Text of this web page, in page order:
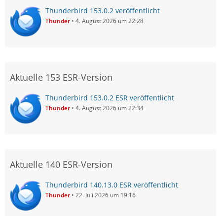
Thunderbird 153.0.2 veröffentlicht
Thunder 4. August 2026 um 22:28
Aktuelle 153 ESR-Version
Thunderbird 153.0.2 ESR veröffentlicht
Thunder 4. August 2026 um 22:34
Aktuelle 140 ESR-Version
Thunderbird 140.13.0 ESR veröffentlicht
Thunder 22. Juli 2026 um 19:16